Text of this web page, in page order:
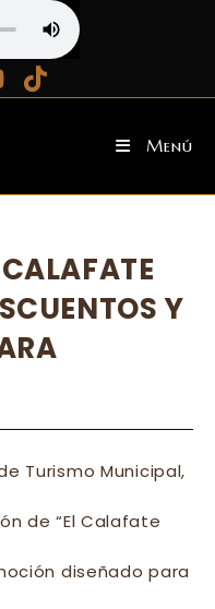
Menú
Y
Turismo Municipal,
de “El Calafate
diseñado para